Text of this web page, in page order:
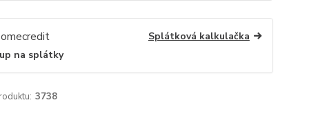
Splátková kalkulačka
na splátky
3738